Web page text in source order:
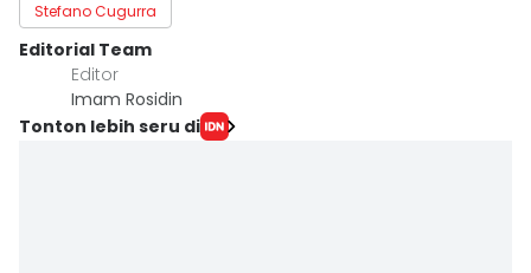
Stefano Cugurra
Editorial Team
Editor
Imam Rosidin
Tonton lebih seru di